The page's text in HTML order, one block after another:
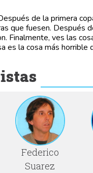
de la primera
que fuesen. Después
Finalmente, ves las
es la cosa más horrible
Federico
Suarez